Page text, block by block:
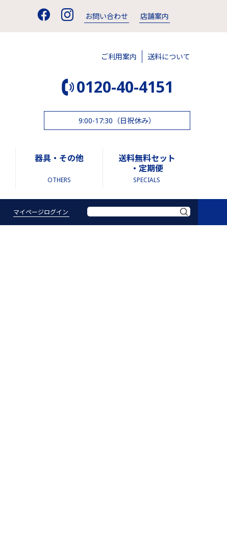
お問い合わせ 店舗案内
ご利用案内 送料について
0120-40-4151
9:00-17:30（日祝休み）
器具・その他
OTHERS
送料無料セット
・定期便
SPECIALS
マイページログイン